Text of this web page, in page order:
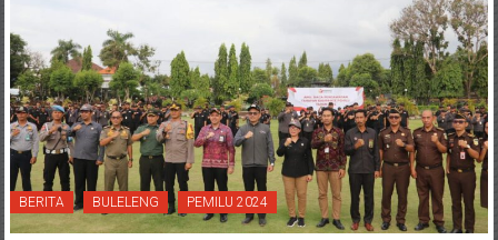
BERITA BULELENG PEMILU 2024